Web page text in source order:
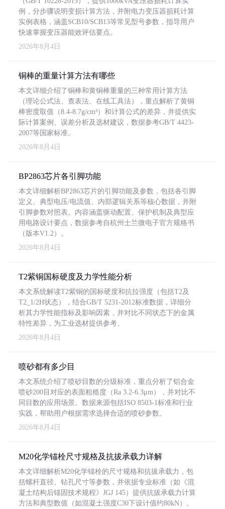
例，分步骤说明变损计算方法，并附电力变压器损耗计算
实例表格，涵盖SCB10/SCB13等常见型号参数，指导用户
快速掌握变压器能效评估要点。
2026年8月4日
铜棒的重量计算方法有哪些
本文详细介绍了铜棒和黄铜棒重量的三种常用计算方法
（理论公式法、查表法、在线工具法），重点解析了黄铜
棒密度取值（8.4-8.7g/cm³）和计算公式的差异，并提供实
际计算案例、误差分析及选材建议，数据参考GB/T 4423-
2007等国家标准。
2026年8月4日
BP2863芯片各引脚功能
本文详细解析BP2863芯片的引脚功能及参数，包括各引脚
定义、典型电压/电流值、内部逻辑关系等核心数据，并附
引脚参数对照表。内容涵盖驱动配置、保护机制及典型应
用电路设计要点，数据参考自杭州士兰微电子官方规格书
（版本V1.2）。
2026年8月4日
T2紫铜国标硬度及力学性能分析
本文系统解读T2紫铜的国标硬度和抗拉强度（包括T2及
T2_1/2H状态），结合GB/T 5231-2012标准数据，详细分
析其力学性能指标及影响因素，并对比不同状态下的金属
特性差异，为工业选材提供参考。
2026年8月4日
喷砂都有多少目
本文系统介绍了喷砂目数的分级标准，重点分析了铝合金
喷砂200目对应的表面粗糙度（Ra 3.2-6.3μm），并对比不
同目数的应用场景。数据来源包括ISO 8503-1标准和行业
实践，帮助用户根据需求选择合适的喷砂参数。
2026年8月4日
M20化学锚栓尺寸规格及抗拔承载力详解
本文详细解析M20化学锚栓的尺寸规格和抗拔承载力，包
括螺杆直径、钻孔尺寸等参数，并依据专业标准（如《混
凝土结构后锚固技术规程》JGJ 145）提供抗拔承载力计算
方法和典型数值（如混凝土强度C30下设计值约80kN）。